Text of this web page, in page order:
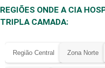
REGIÕES ONDE A CIA
TRIPLA CAMADA:
Região Central Zona Norte